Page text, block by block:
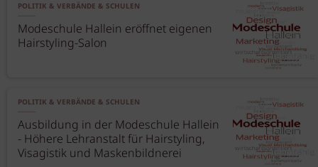
POLITIK & VERBÄNDE & SCHULEN
Modeschule Hallein eröffnet eigenen
Hairstyling-Salon
POLITIK & VERBÄNDE & SCHULEN
Ausbildung in der Modeschule Hallein
- Höhere Lehranstalt für Hairstyling,
Visagistik und Maskenbildnerei